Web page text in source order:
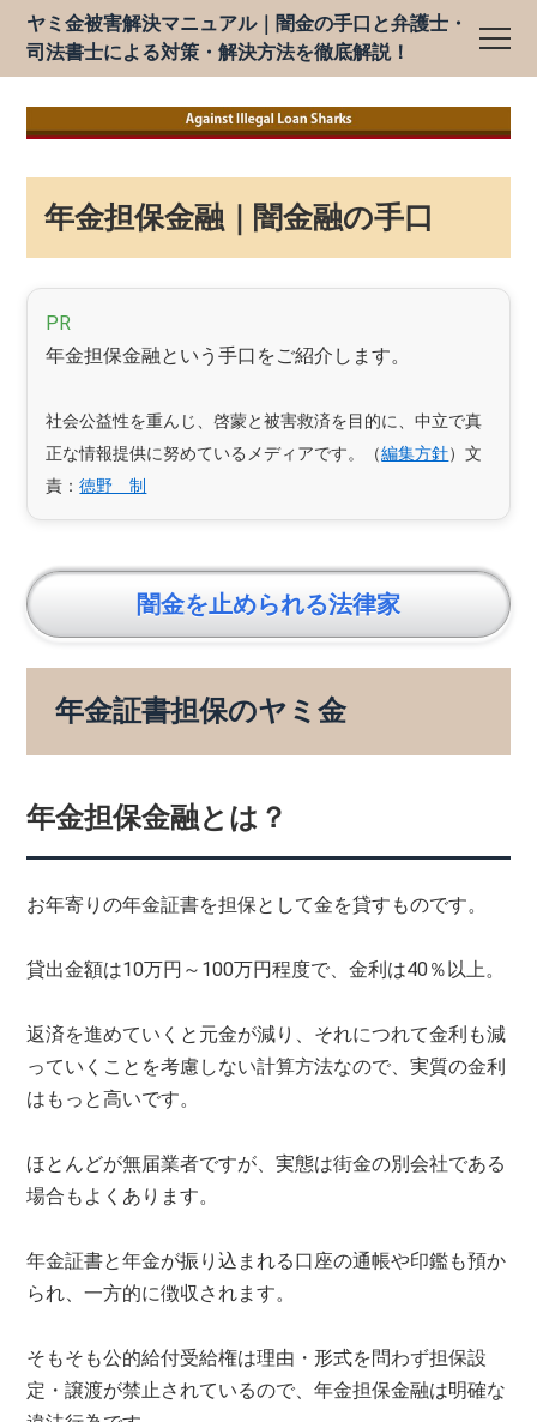
ヤミ金被害解決マニュアル｜闇金の手口と弁護士・
司法書士による対策・解決方法を徹底解説！
年金担保金融｜闇金融の手口
PR
年金担保金融という手口をご紹介します。
社会公益性を重んじ、啓蒙と被害救済を目的に、中立で真
正な情報提供に努めているメディアです。（編集方針）文
責：徳野 制
闇金を止められる法律家
年金証書担保のヤミ金
年金担保金融とは？
お年寄りの年金証書を担保として金を貸すものです。
貸出金額は10万円～100万円程度で、金利は40％以上。
返済を進めていくと元金が減り、それにつれて金利も減
っていくことを考慮しない計算方法なので、実質の金利
はもっと高いです。
ほとんどが無届業者ですが、実態は街金の別会社である
場合もよくあります。
年金証書と年金が振り込まれる口座の通帳や印鑑も預か
られ、一方的に徴収されます。
そもそも公的給付受給権は理由・形式を問わず担保設
定・譲渡が禁止されているので、年金担保金融は明確な